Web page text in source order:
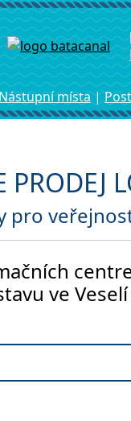
ní místa|
pro
ve